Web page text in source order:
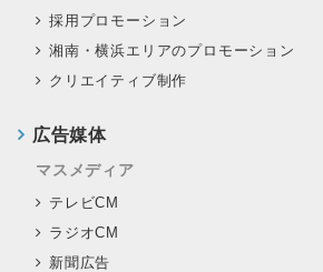
採用プロモーション
湘南・横浜エリアのプロモーション
クリエイティブ制作
広告媒体
マスメディア
テレビCM
ラジオCM
新聞広告